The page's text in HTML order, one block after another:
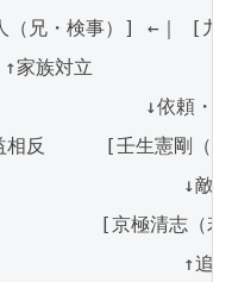
・検事）] ←｜ [九
族対立
↓依頼・信
相反     [壬生憲剛（
↓敵対
[京極清志（若
↑追跡